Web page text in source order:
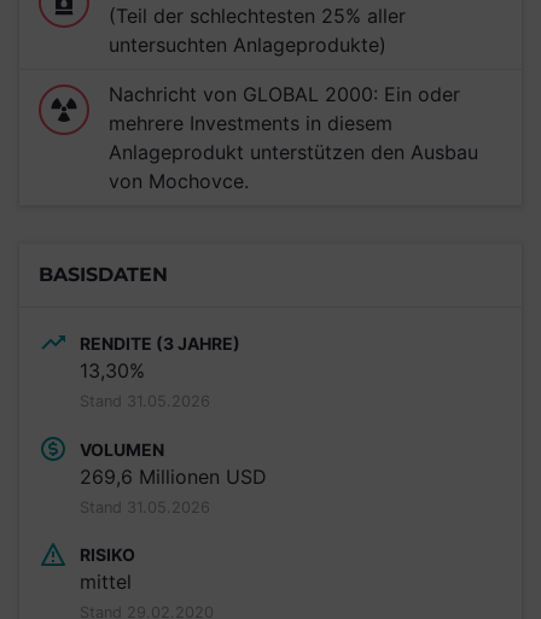
(Teil der schlechtesten 25% aller
untersuchten Anlageprodukte)
Nachricht von GLOBAL 2000: Ein oder
mehrere Investments in diesem
Anlageprodukt unterstützen den Ausbau
von Mochovce.
BASISDATEN
RENDITE (3 JAHRE)
13,30%
Stand 31.05.2026
VOLUMEN
269,6 Millionen USD
Stand 31.05.2026
RISIKO
mittel
Stand 29.02.2020